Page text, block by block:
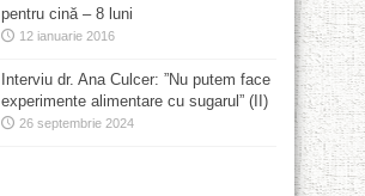
pentru cină – 8 luni
12 ianuarie 2016
Interviu dr. Ana Culcer: ”Nu putem face
experimente alimentare cu sugarul” (II)
26 septembrie 2024